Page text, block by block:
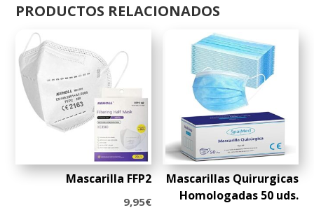
PRODUCTOS RELACIONADOS
Mascarilla FFP2
9,95€
Mascarillas Quirurgicas
Homologadas 50 uds.